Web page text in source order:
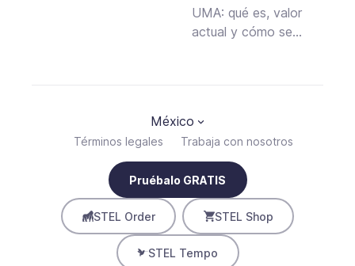
fácilmente tus
impuestos
UMA: qué es, valor
actual y cómo se
Pruébalo GRATIS
STEL Order STEL Shop
STEL Tempo
Términos legales Trabaja con nosotros
México